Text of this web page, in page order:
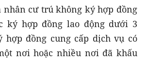
nhân cư trú không ký hợp đồng
ký hợp đồng lao động dưới 3
hợp đồng cung cấp dịch vụ có
nơi hoặc nhiều nơi đã khấu